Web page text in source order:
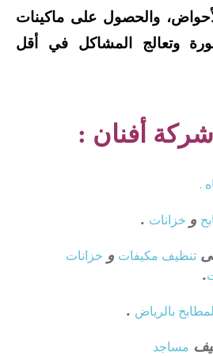
والحصول على ماكينات
وتعالج المشاكل في أقل
أفنان :
.
و خزانات .
تنظيف مكيفات و خزانات
.
بالرياض .
مساجد